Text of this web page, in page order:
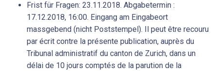
Frist für Fragen: 23.11.2018. Abgabetermin :
17.12.2018, 16:00. Eingang am Eingabeort
massgebend (nicht Poststempel). Il peut être recouru
par écrit contre la présente publication, auprès du
Tribunal administratif du canton de Zurich, dans un
délai de 10 jours comptés de la parution de la